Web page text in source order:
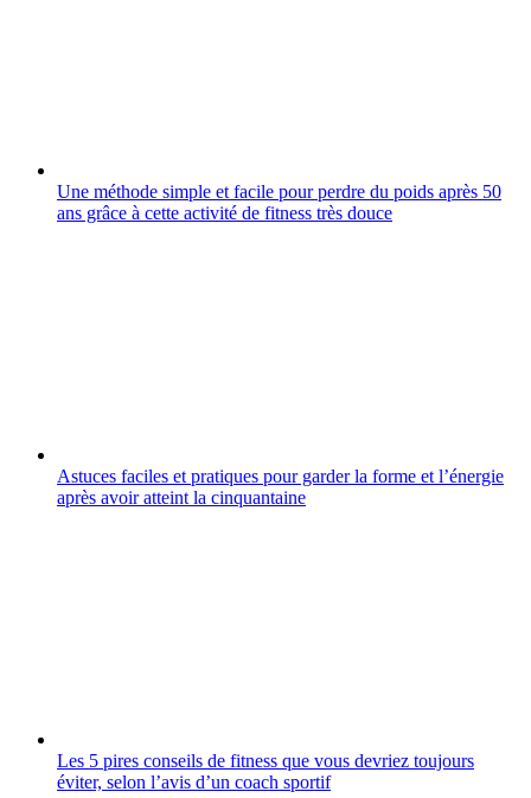
Une méthode simple et facile pour perdre du poids après 50
ans grâce à cette activité de fitness très douce
Astuces faciles et pratiques pour garder la forme et l’énergie
après avoir atteint la cinquantaine
Les 5 pires conseils de fitness que vous devriez toujours
éviter, selon l’avis d’un coach sportif